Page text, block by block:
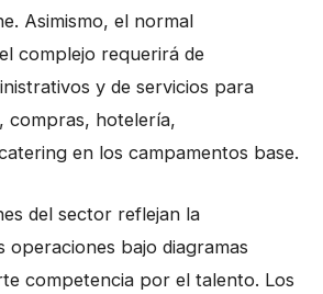
Asimismo, el normal
complejo requerirá de
y de servicios para
compras, hotelería,
en los campamentos base.
del sector reflejan la
operaciones bajo diagramas
competencia por el talento. Los